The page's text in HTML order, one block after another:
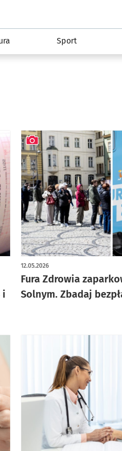
wroclaw.pl
Sport
i
Fura Zdrowia
Solnym. Zbadaj
12.05.2026
artykuł z galerią zdjęć